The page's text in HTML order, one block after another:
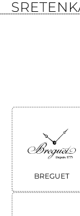
BREGUET